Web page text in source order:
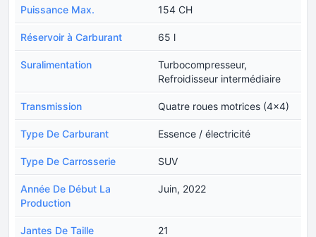
Puissance Max. 154 CH
Réservoir à Carburant 65 l
Suralimentation
Turbocompresseur,
Refroidisseur intermédiaire
Transmission Quatre roues motrices (4x4)
Type De Carburant Essence / électricité
Type De Carrosserie SUV
Année De Début La
Production
Juin, 2022
Jantes De Taille 21